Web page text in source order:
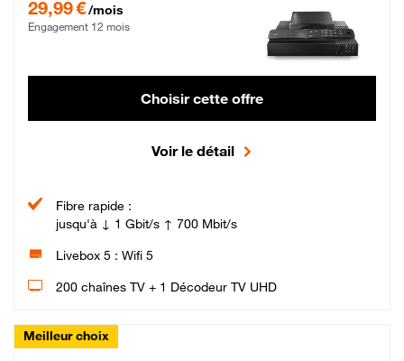
29,99 €/mois
Engagement 12 mois
Choisir cette offre
Voir le détail
Fibre rapide :
jusqu'à ↓ 1 Gbit/s ↑ 700 Mbit/s
Livebox 5 : Wifi 5
200 chaînes TV + 1 Décodeur TV UHD
Meilleur choix